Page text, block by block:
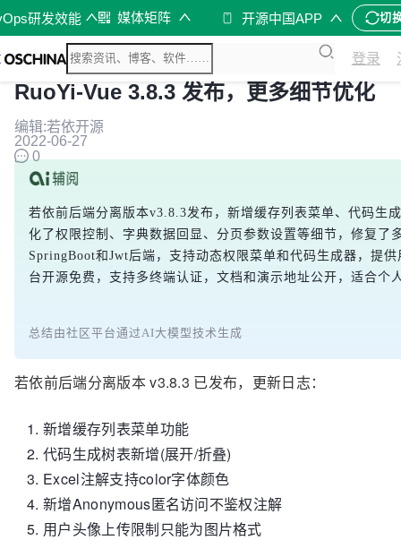
研发效能 媒体矩阵 开源中国APP 切
登录
RuoYi-Vue 3.8.3 发布，更多细节优化
编辑:若依开源
2022-06-27
0
若依前后端分离版本v3.8.3发布，新增缓存列表菜单、代码生
化了权限控制、字典数据回显、分页参数设置等细节，修复了
SpringBoot和Jwt后端，支持动态权限菜单和代码生成器，提
台开源免费，支持多终端认证，文档和演示地址公开，适合个
总结由社区平台通过AI大模型技术生成
若依前后端分离版本v3.8.3 已发布，更新日志：
新增缓存列表菜单功能
代码生成树表新增(展开/折叠)
Excel注解支持color字体颜色
新增Anonymous匿名访问不鉴权注解
用户头像上传限制只能为图片格式